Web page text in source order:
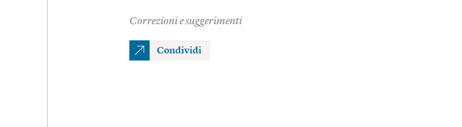
Correzioni e suggerimenti
Condividi